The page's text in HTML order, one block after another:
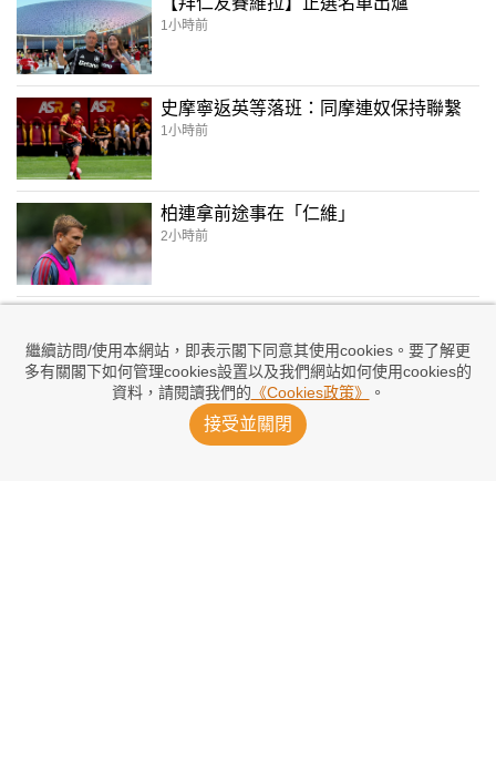
繼續訪問/使用本網站，即表示閣下同意其使用cookies。要了解更
多有關閣下如何管理cookies設置以及我們網站如何使用cookies的
資料，請閱讀我們的 《Cookies政策》 。
接受並關閉
1小時前
史摩寧返英等落班：同摩連奴保持聯繫
1小時前
柏連拿前途事在「仁維」
2小時前
3小時前
刷英門將身價 列斯聯45M簽查福特
8小時前